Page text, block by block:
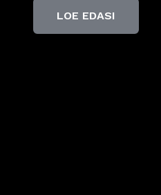
LOE EDASI